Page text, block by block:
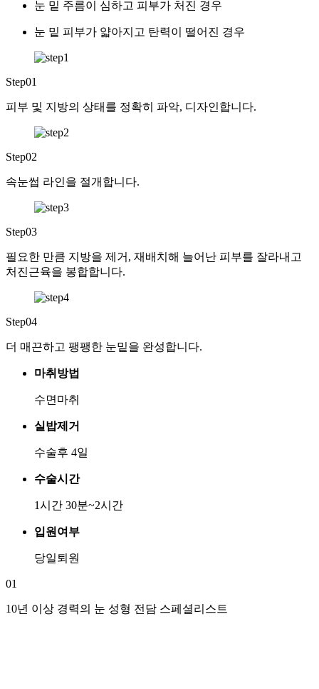
눈 밑 주름이 심하고 피부가 처진 경우
눈 밑 피부가 얇아지고 탄력이 떨어진 경우
Step01
피부 및 지방의 상태를 정확히 파악, 디자인합니다.
Step02
속눈썹 라인을 절개합니다.
Step03
필요한 만큼 지방을 제거, 재배치해 늘어난 피부를 잘라내고
처진근육을 봉합합니다.
Step04
더 매끈하고 팽팽한 눈밑을 완성합니다.
마취방법
수면마취
실밥제거
수술후 4일
수술시간
1시간 30분~2시간
입원여부
당일퇴원
01
10년 이상 경력의 눈 성형 전담 스페셜리스트